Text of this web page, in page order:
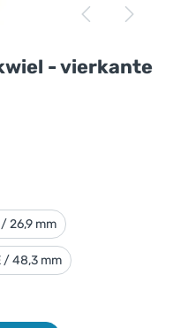
- vierkante
/ 26,9 mm
/ 48,3 mm